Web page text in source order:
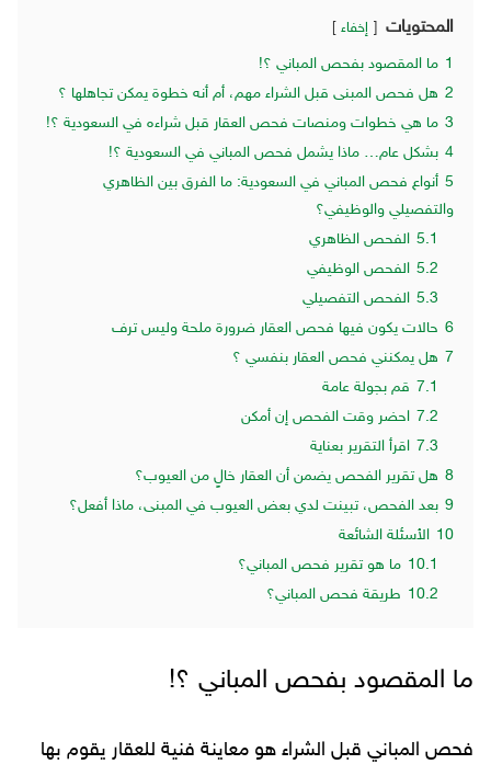
المحتويات إخفاء
1 ما المقصود بفحص المباني ؟!
2 هل فحص المبنى قبل الشراء مهم، أم أنه خطوة يمكن تجاهلها ؟
3 ما هي خطوات ومنصات فحص العقار قبل شراءه في السعودية ؟!
4 بشكل عام… ماذا يشمل فحص المباني في السعودية ؟!
5 أنواع فحص المباني في السعودية: ما الفرق بين الظاهري
والتفصيلي والوظيفي؟
5.1 الفحص الظاهري
5.2 الفحص الوظيفي
5.3 الفحص التفصيلي
6 حالات يكون فيها فحص العقار ضرورة ملحة وليس ترف
7 هل يمكنني فحص العقار بنفسي ؟
7.1 قم بجولة عامة
7.2 احضر وقت الفحص إن أمكن
7.3 اقرأ التقرير بعناية
8 هل تقرير الفحص يضمن أن العقار خالٍ من العيوب؟
9 بعد الفحص، تبينت لدي بعض العيوب في المبنى، ماذا أفعل؟
10 الأسئلة الشائعة
10.1 ما هو تقرير فحص المباني؟
10.2 طريقة فحص المباني؟
ما المقصود بفحص المباني ؟!
فحص المباني قبل الشراء هو معاينة فنية للعقار يقوم بها